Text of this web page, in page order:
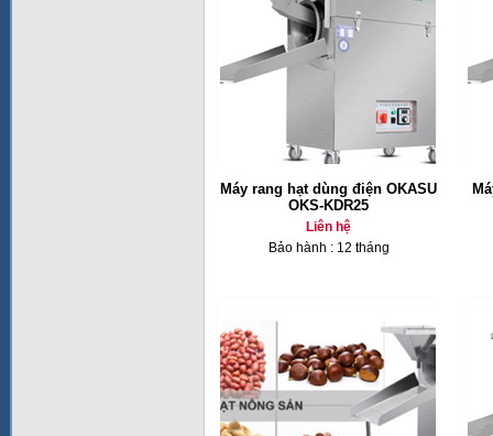
Máy rang hạt dùng điện OKASU
OKS-KDR25
Liên hệ
Bảo hành : 12 tháng